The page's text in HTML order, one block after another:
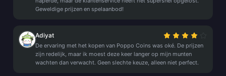
Geweldige prijzen en spelaanbod!
Adiyat
De ervaring met het kopen van Poppo Coins was oké. De prijzen
zijn redelijk, maar ik moest deze keer langer op mijn munten
wachten dan verwacht. Geen slechte keuze, alleen niet perfect.